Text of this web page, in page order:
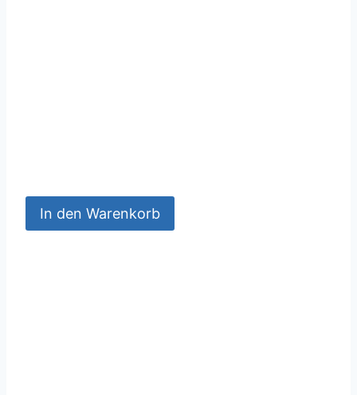
In den Warenkorb